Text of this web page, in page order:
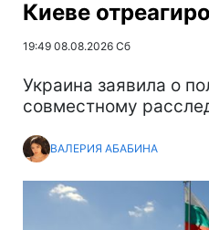
Киеве
19:49 08.08.2026 Сб
Украина заявила о
совместному
ВАЛЕРИЯ АБАБИНА